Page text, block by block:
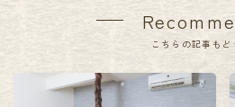
こちらの記事もど